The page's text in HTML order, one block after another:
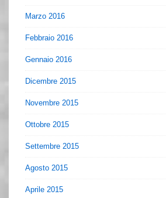
Marzo 2016
Febbraio 2016
Gennaio 2016
Dicembre 2015
Novembre 2015
Ottobre 2015
Settembre 2015
Agosto 2015
Aprile 2015